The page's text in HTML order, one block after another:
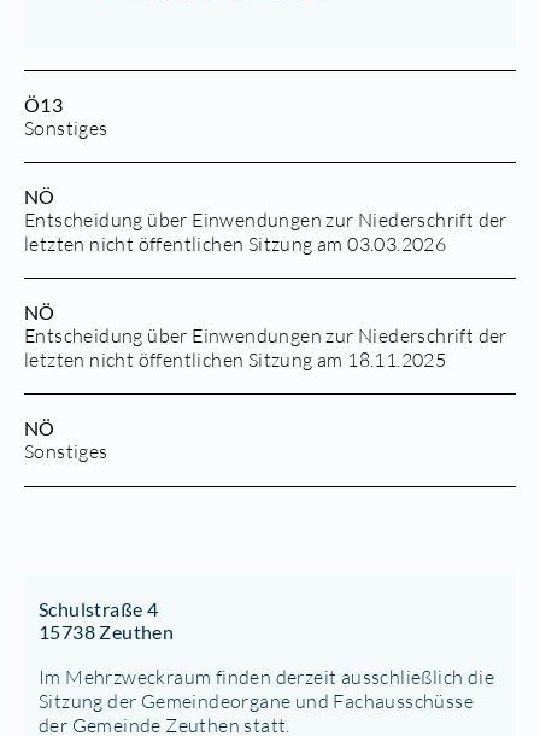
Ö13
Sonstiges
NÖ
Entscheidung über Einwendungen zur Niederschrift der
letzten nicht öffentlichen Sitzung am 03.03.2026
NÖ
Entscheidung über Einwendungen zur Niederschrift der
letzten nicht öffentlichen Sitzung am 18.11.2025
NÖ
Sonstiges
Schulstraße 4
15738 Zeuthen
Im Mehrzweckraum finden derzeit ausschließlich die
Sitzung der Gemeindeorgane und Fachausschüsse
der Gemeinde Zeuthen statt.